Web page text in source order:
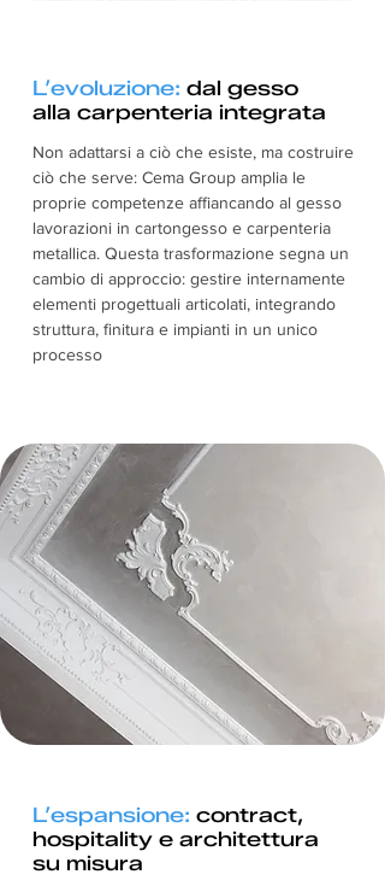
L’evoluzione: dal gesso
alla carpenteria integrata
Non adattarsi a ciò che esiste, ma costruire
ciò che serve: Cema Group amplia le
proprie competenze affiancando al gesso
lavorazioni in cartongesso e carpenteria
metallica. Questa trasformazione segna un
cambio di approccio: gestire internamente
elementi progettuali articolati, integrando
struttura, finitura e impianti in un unico
processo
L’espansione: contract,
hospitality e architettura
su misura